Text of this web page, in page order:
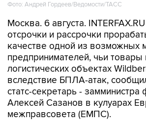
Фото: Андрей Гордеев/Ведомости/ТАСС
Москва. 6 августа.
отсрочки и рассрочки
качестве одной из возможных
предпринимателей, чьи товары
логистических объектах
вследствие БПЛА-атак,
статс-секретарь -
Алексей Сазанов в кулуарах
межправсовета (ЕМПС).